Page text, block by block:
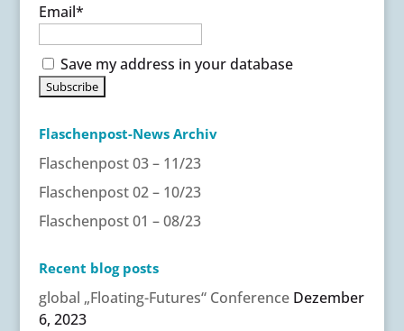
e
:
Email*
Save my address in your database
Flaschenpost-News Archiv
Flaschenpost 03 – 11/23
Flaschenpost 02 – 10/23
Flaschenpost 01 – 08/23
Recent blog posts
global „Floating-Futures“ Conference Dezember
6, 2023